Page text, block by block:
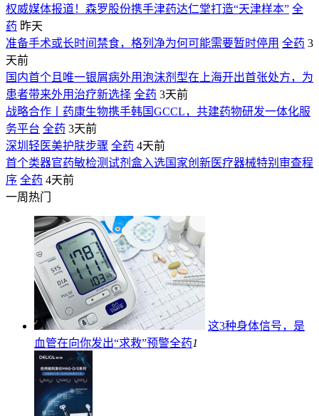
权威媒体报道！森罗股份携手津药达仁堂打造“天津样本” 全
药 昨天
准备手术或长时间禁食，格列净为何可能需要暂时停用 全药 3
天前
国内首个且唯一银屑病外用泡沫剂型在上海开出首张处方，为
患者带来外用治疗新选择 全药 3天前
战略合作丨药康生物携手韩国GCCL，共建药物研发一体化服
务平台 全药 3天前
深圳轻医美护肤步骤 全药 4天前
首个类器官药敏检测试剂盒入选国家创新医疗器械特别审查程
序 全药 4天前
一周热门
这3种身体信号，是
血管在向你发出“求救”预警全药1